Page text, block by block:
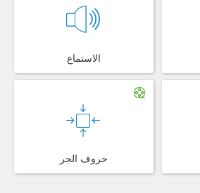
الاستماع
حروف الجر